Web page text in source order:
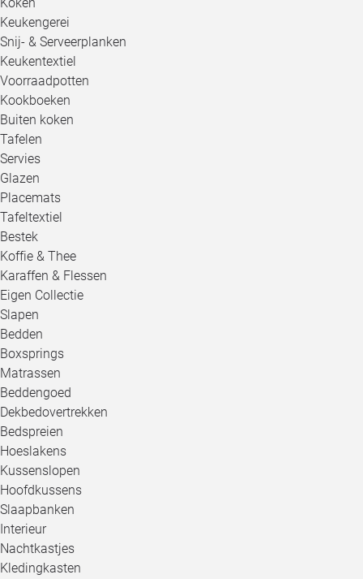
Keukengerei
Snij- & Serveerplanken
Keukentextiel
Voorraadpotten
Kookboeken
Buiten koken
Tafelen
Servies
Glazen
Placemats
Tafeltextiel
Bestek
Koffie & Thee
Karaffen & Flessen
Eigen Collectie
Slapen
Bedden
Boxsprings
Matrassen
Beddengoed
Dekbedovertrekken
Bedspreien
Hoeslakens
Kussenslopen
Hoofdkussens
Slaapbanken
Interieur
Nachtkastjes
Kledingkasten